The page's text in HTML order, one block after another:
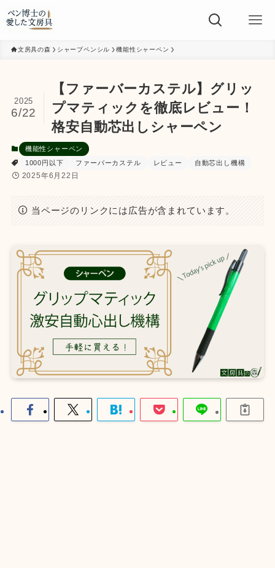
文房具の森 シャープペンシル 機能性シャーペン
【ファーバーカステル】グリッ
プマティックを徹底レビュー！
格安自動芯出しシャーペン
2025
6/22
機能性シャーペン
1000円以下
ファーバーカステル レビュー 自動芯出し機構
2025年6月22日
当ページのリンクには広告が含まれています。